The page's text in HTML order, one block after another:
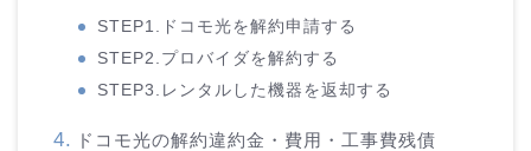
STEP1.ドコモ光を解約申請する
STEP2.プロバイダを解約する
STEP3.レンタルした機器を返却する
ドコモ光の解約違約金・費用・工事費残債